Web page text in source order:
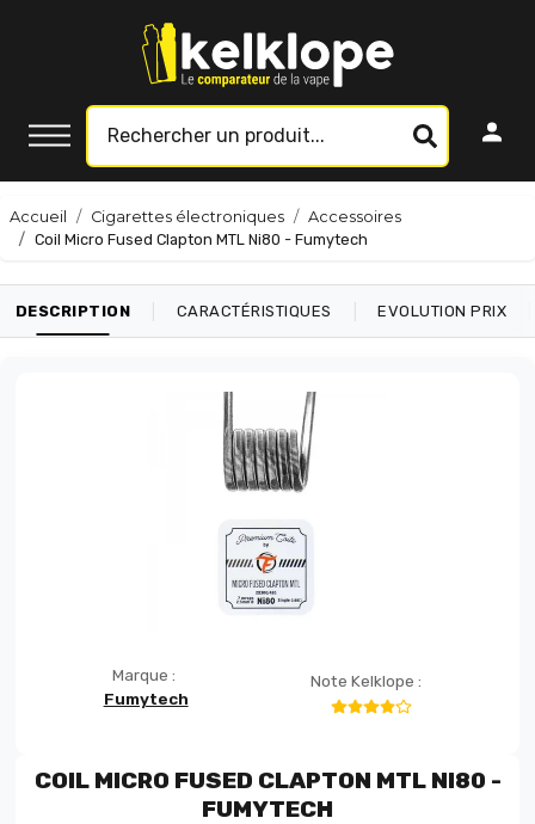
Accueil Cigarettes électroniques
Accessoires
Coil Micro Fused Clapton MTL Ni80 - Fumytech
DESCRIPTION CARACTÉRISTIQUES EVOLUTION PRIX
Marque :
Fumytech
Note Kelklope :
COIL MICRO FUSED CLAPTON MTL NI80 -
FUMYTECH